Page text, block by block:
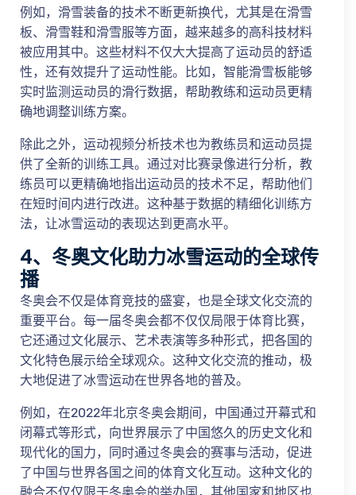
例如，滑雪装备的技术不断更新换代，尤其是在滑雪
板、滑雪鞋和滑雪服等方面，越来越多的高科技材料
被应用其中。这些材料不仅大大提高了运动员的舒适
性，还有效提升了运动性能。比如，智能滑雪板能够
实时监测运动员的滑行数据，帮助教练和运动员更精
确地调整训练方案。
除此之外，运动视频分析技术也为教练员和运动员提
供了全新的训练工具。通过对比赛录像进行分析，教
练员可以更精确地指出运动员的技术不足，帮助他们
在短时间内进行改进。这种基于数据的精细化训练方
法，让冰雪运动的表现达到更高水平。
4、冬奥文化助力冰雪运动的全球传
播
冬奥会不仅是体育竞技的盛宴，也是全球文化交流的
重要平台。每一届冬奥会都不仅仅局限于体育比赛，
它还通过文化展示、艺术表演等多种形式，把各国的
文化特色展示给全球观众。这种文化交流的推动，极
大地促进了冰雪运动在世界各地的普及。
例如，在2022年北京冬奥会期间，中国通过开幕式和
闭幕式等形式，向世界展示了中国悠久的历史文化和
现代化的国力，同时通过冬奥会的赛事与活动，促进
了中国与世界各国之间的体育文化互动。这种文化的